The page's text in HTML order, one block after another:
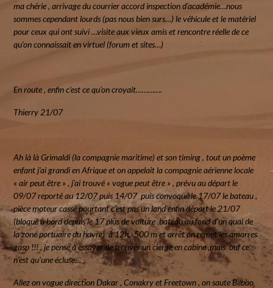
ma chérie , arrivage du courrier accord inspection d’académie…nous
sommes cependant lourds (pas nous bien surs…) le véhicule et le matériel
pour ceux qui ont suivi …visite aux vieux amis et rencontre réelle de ce
qu’on connaissait en virtuel (forum et sites…)
En route , enfin c’est ce qu’on croyait………….
Thierry 21/07
Ah là là Grimaldi (la compagnie maritime) et son timing , tout un poème
enfant j’ai grandi en Afrique et on appelait la compagnie aérienne locale
« air peut être » , j’ai trouvé « vogue peut être » , prévu au départ le
09/07 reporté au 12/07 puis 14/07 puis convoqué le 17/07 le bateau ,
pièce moteur cassé pourtant c’est pas un land enfin départ le 21/07
(bloqué à bord depuis le 17 plus de voiture ,bateau au fond d’un quai de
la zone portuaire du havre) à 12h, 500 m et arrêt on remet les amarres
gasp !!! , je pense à essayer de trouver un cierge en cabine ,mais ouf ce
n’est qu’une écluse…
Allez on vogue direction Dakar , Conakry et Freetown , on saute Bilbao